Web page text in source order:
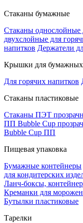
Стаканы бумажные
Стаканы однослойные
двухслойные для
напитков Держатели
Крышки для бумажных
Для горячих напитков
Стаканы пластиковые
Стаканы ПЭТ
ПП Bubble Cup
Bubble Cup ПП
Пищевая упаковка
Бумажные контейнеры
для кондитерских
Ланч-боксы,
Креманки для
Бутылки пластиковые
Тарелки